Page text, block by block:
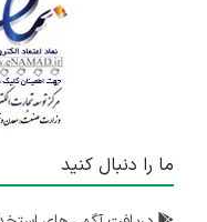
ما را دنبال کنید